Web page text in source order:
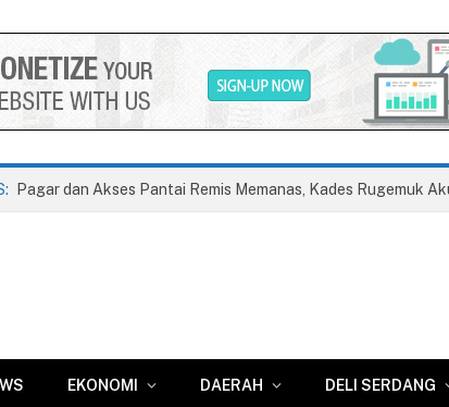
EKONOMI DAERAH DELI SERDANG